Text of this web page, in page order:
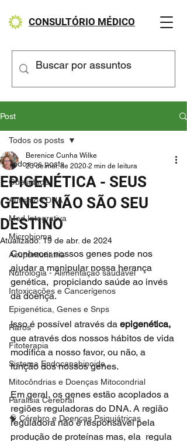
CONSULTÓRIO MÉDICO
Post
Todos os posts
Obesidade
Autismo TDHA
Med Integrativa
Microbioma
Acupunturiatria
Nutrologia - Alimentação saudável
Intoxicações e Cancerígenos
Epigenética, Genes e Snps
Raros
Fitoterapia
Sistema Endocanabinoide
Mitocôndrias e Doenças Mitocondrial
Paralisia Cerebral
🧠 Cérebro e Doenças Psiquiátricas
Todos os posts
EPIGENÉTICA - SEUS
GENES NÃO SÃO SEU
DESTINO
Berenice Cunha Wilke
23 de mai. de 2020 2 min de leitura
Atualizado:19 de abr. de 2024
Conhecer nossos genes pode nos
ajudar a manipular nossa herança
genética,  propiciando saúde ao invés
da doença.
Isso é possível através da epigenética,
que através dos nossos hábitos de vida
modifica a nosso favor, ou não, a
função dos nossos genes.
Em geral, os genes estão acoplados a
regiões reguladoras do DNA. A região
reguladora não é responsável pela
produção de proteínas mas, ela  regula